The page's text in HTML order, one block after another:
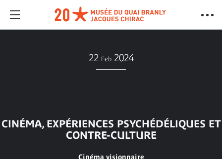
22 Feb 2024
CINÉMA, EXPÉRIENCES PSYCHÉDÉLIQUES ET
CONTRE-CULTURE
Cinéma visionnaire